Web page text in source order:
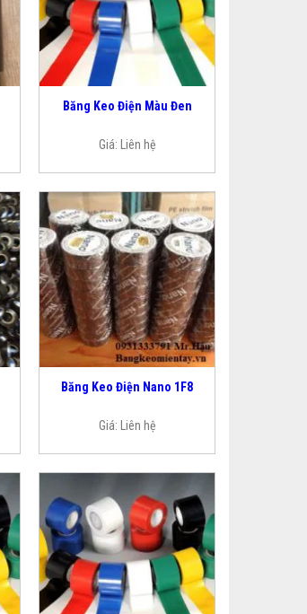
Băng Keo Điện Màu Đen
Giá: Liên hệ
Băng Keo Điện Nano 1F8
Giá: Liên hệ